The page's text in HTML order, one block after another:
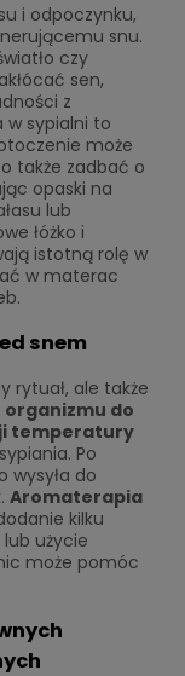
i odpoczynku,
snu.
czy
sen,
z
sypialni to
może
także zadbać o
opaski na
lub
łóżko i
istotną rolę w
w materac
snem
rytuał, ale także
do
temperatury
Po
wysyła do
Aromaterapia
kilku
użycie
może pomóc